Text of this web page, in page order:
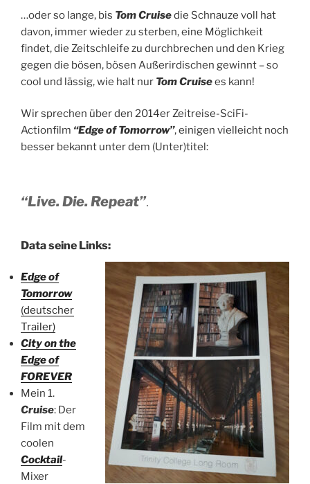
…oder so lange, bis Tom Cruisedie Schnauze voll hat
davon, immer wieder zu sterben, eine Möglichkeit
findet, die Zeitschleife zu durchbrechen und den Krieg
gegen die bösen, bösen Außerirdischen gewinnt – so
cool und lässig, wie halt nur Tom Cruisees kann!
Wir sprechen über den 2014er Zeitreise-SciFi-
Actionfilm “Edge of Tomorrow”, einigen vielleicht noch
besser bekannt unter dem (Unter)titel:
“Live. Die. Repeat”.
Data seine Links:
Edge of
Tomorrow
(deutscher
Trailer)
City on the
Edge of
FOREVER
Mein 1.
Cruise: Der
Film mit dem
coolen
Cocktail-
Mixer